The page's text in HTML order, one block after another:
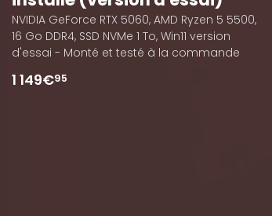
NVIDIA GeForce RTX 5060, AMD Ryzen 5 5500,
16 Go DDR4, SSD NVMe 1 To, Win11 version
d'essai - Monté et testé à la commande
1 149€95